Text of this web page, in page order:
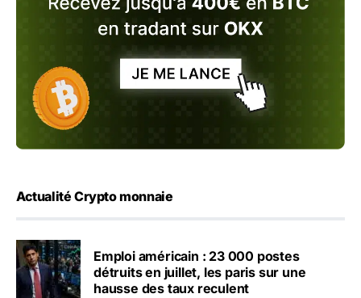
Actualité Crypto monnaie
Emploi américain : 23 000 postes
détruits en juillet, les paris sur une
hausse des taux reculent